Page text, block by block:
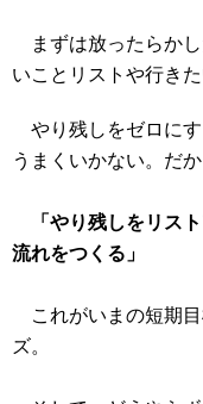
まずは放ったらかし
いことリストや行き
やり残しをゼロにす
うまくいかない。だか
「やり残しをリス
流れをつくる」
これがいまの短期目
ズ。